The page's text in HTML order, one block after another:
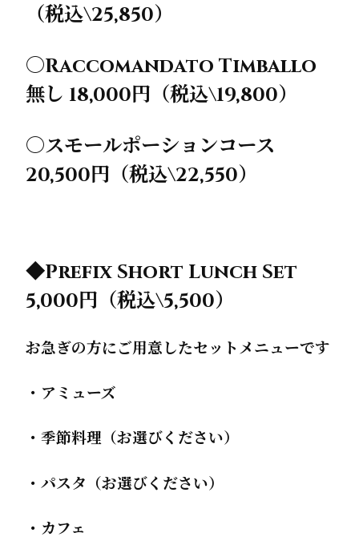
（税込\25,850）
○Raccomandato Timballo
無し 18,000円（税込\19,800）
○スモールポーションコース
20,500円（税込\22,550）
◆Prefix Short Lunch Set
5,000円（税込\5,500）
お急ぎの方にご用意したセットメニューです
・アミューズ
・季節料理（お選びください）
・パスタ（お選びください）
・カフェ